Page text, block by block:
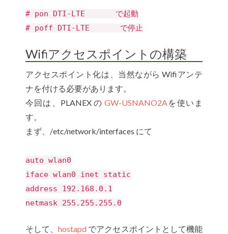
# pon DTI-LTE で起動
# poff DTI-LTE で停止
Wifiアクセスポイントの構築
アクセスポイント化は、当然ながら Wifiアンテ
ナを付ける必要があります。
今回は、PLANEX のGW-USNANO2A を使いま
す。
まず、/etc/network/interfaces にて
auto wlan0
iface wlan0 inet static
address 192.168.0.1
netmask 255.255.255.0
そして、hostapd でアクセスポイントとして機能